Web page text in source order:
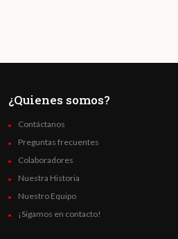
¿Quienes somos?
Contáctanos
Preguntas frecuentes
Colaboradores
Nuestra Historia
Nuestro Equipo
¡Sigamos en contacto!